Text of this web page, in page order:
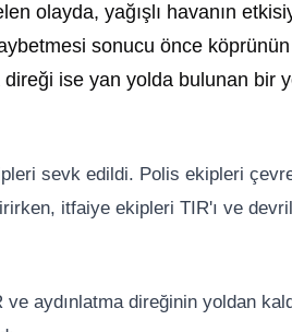
olayda, yağışlı havanın
sonucu önce köprünün
direği ise yan yolda bulunan bir
sevk edildi. Polis ekipleri
itfaiye ekipleri TIR'ı ve
aydınlatma direğinin yoldan